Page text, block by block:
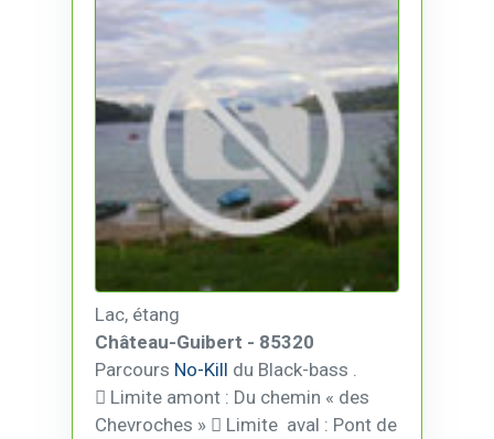
Lac, étang
Château-Guibert - 85320
Parcours No-Kill du Black-bass .
 Limite amont : Du chemin « des
Chevroches »  Limite aval : Pont de